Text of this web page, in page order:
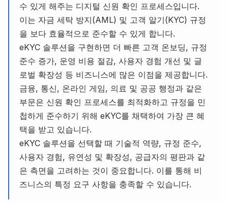
수 있게 해주는 디지털 신원 확인 프로세스입니다.
이는 자금 세탁 방지(AML) 및 고객 알기(KYC) 규정
을 보다 효율적으로 준수할 수 있게 합니다.
eKYC 솔루션을 구현하면 더 빠른 고객 온보딩, 규정
준수 증가, 운영 비용 절감, 사용자 경험 개선 및 글
로벌 확장성 등 비즈니스에 많은 이점을 제공합니다.
금융, 통신, 온라인 게임, 의료 및 공공 행정과 같은
부문은 신원 확인 프로세스를 최적화하고 규정을 민
첩하게 준수하기 위해 eKYC를 채택하여 가장 큰 혜
택을 받고 있습니다.
eKYC 솔루션을 선택할 때 기술적 역량, 규정 준수,
사용자 경험, 유연성 및 확장성, 공급자의 평판과 같
은 측면을 고려하는 것이 중요합니다. 이를 통해 비
즈니스의 특정 요구 사항을 충족할 수 있습니다.